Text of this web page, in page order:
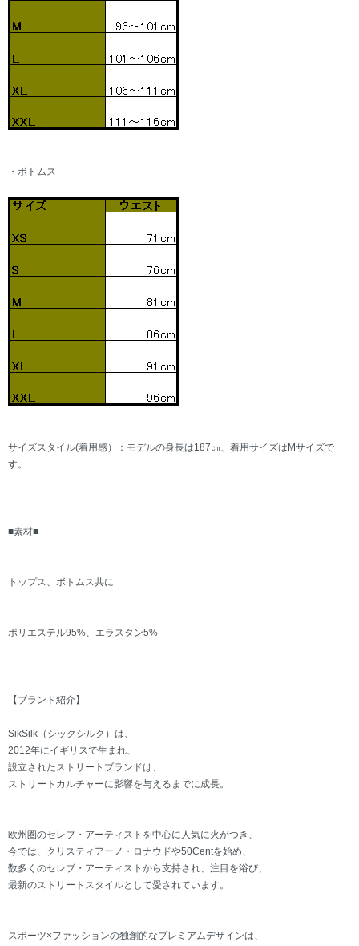
・ボトムス
サイズスタイル(着用感）：モデルの身長は187㎝、着用サイズはMサイズで
す。
■素材■
トップス、ボトムス共に
ポリエステル95%、エラスタン5%
【ブランド紹介】
SikSilk（シックシルク）は、
2012年にイギリスで生まれ、
設立されたストリートブランドは、
ストリートカルチャーに影響を与えるまでに成長。
欧州圏のセレブ・アーティストを中心に人気に火がつき、
今では、クリスティアーノ・ロナウドや50Centを始め、
数多くのセレブ・アーティストから支持され、注目を浴び、
最新のストリートスタイルとして愛されています。
スポーツ×ファッションの独創的なプレミアムデザインは、